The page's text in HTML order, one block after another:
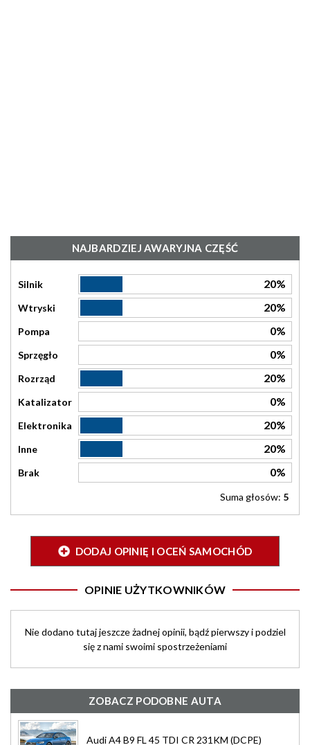
NAJBARDZIEJ AWARYJNA CZĘŚĆ
Silnik 20%
Wtryski 20%
Pompa 0%
Sprzęgło 0%
Rozrząd 20%
Katalizator 0%
Elektronika 20%
Inne 20%
Brak 0%
Suma głosów: 5
DODAJ OPINIĘ I OCEŃ SAMOCHÓD
OPINIE UŻYTKOWNIKÓW
Nie dodano tutaj jeszcze żadnej opinii, bądź pierwszy i podziel
się z nami swoimi spostrzeżeniami
ZOBACZ PODOBNE AUTA
Audi A4 B9 FL 45 TDI CR 231KM (DCPE)